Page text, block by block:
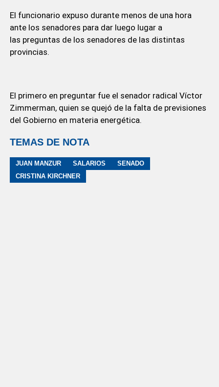
El funcionario expuso durante menos de una hora
ante los senadores para dar luego lugar a
las preguntas de los senadores de las distintas
provincias.
El primero en preguntar fue el senador radical Víctor
Zimmerman, quien se quejó de la falta de previsiones
del Gobierno en materia energética.
TEMAS DE NOTA
JUAN MANZUR SALARIOS
SENADO
CRISTINA KIRCHNER